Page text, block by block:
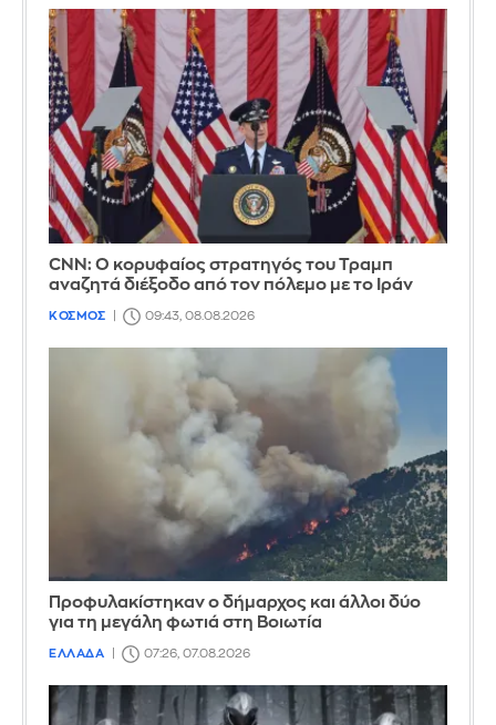
CNN: Ο κορυφαίος στρατηγός του Τραμπ
αναζητά διέξοδο από τον πόλεμο με το Ιράν
ΚΟΣΜΟΣ 09:43, 08.08.2026
Προφυλακίστηκαν ο δήμαρχος και άλλοι δύο
για τη μεγάλη φωτιά στη Βοιωτία
ΕΛΛΑΔΑ 07:26, 07.08.2026